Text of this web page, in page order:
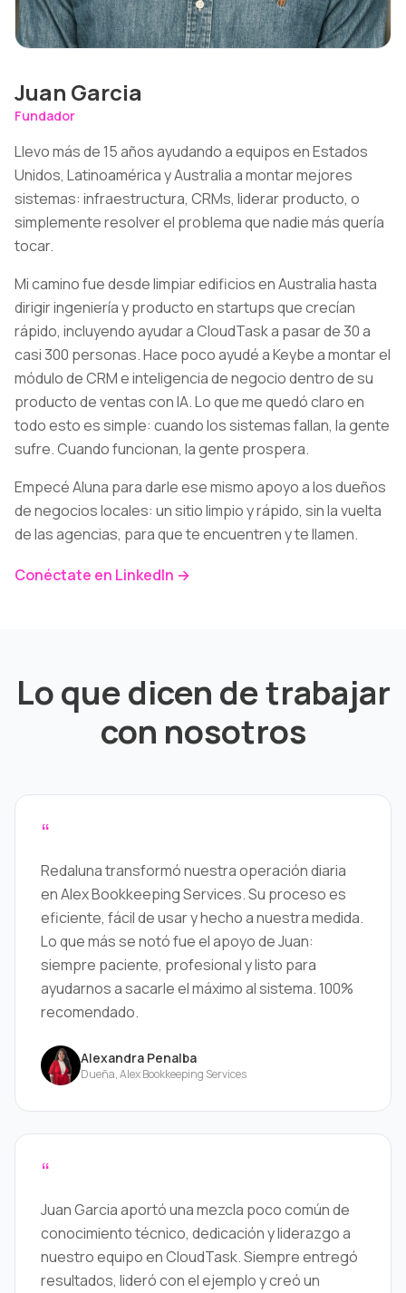
Juan Garcia
Fundador
Llevo más de 15 años ayudando a equipos en Estados
Unidos, Latinoamérica y Australia a montar mejores
sistemas: infraestructura, CRMs, liderar producto, o
simplemente resolver el problema que nadie más quería
tocar.
Mi camino fue desde limpiar edificios en Australia hasta
dirigir ingeniería y producto en startups que crecían
rápido, incluyendo ayudar a CloudTask a pasar de 30 a
casi 300 personas. Hace poco ayudé a Keybe a montar el
módulo de CRM e inteligencia de negocio dentro de su
producto de ventas con IA. Lo que me quedó claro en
todo esto es simple: cuando los sistemas fallan, la gente
sufre. Cuando funcionan, la gente prospera.
Empecé Aluna para darle ese mismo apoyo a los dueños
de negocios locales: un sitio limpio y rápido, sin la vuelta
de las agencias, para que te encuentren y te llamen.
Conéctate en LinkedIn →
Lo que dicen de trabajar
con nosotros
“
Redaluna transformó nuestra operación diaria
en Alex Bookkeeping Services. Su proceso es
eficiente, fácil de usar y hecho a nuestra medida.
Lo que más se notó fue el apoyo de Juan:
siempre paciente, profesional y listo para
ayudarnos a sacarle el máximo al sistema. 100%
recomendado.
Alexandra Penalba
Dueña, Alex Bookkeeping Services
“
Juan Garcia aportó una mezcla poco común de
conocimiento técnico, dedicación y liderazgo a
nuestro equipo en CloudTask. Siempre entregó
resultados, lideró con el ejemplo y creó un